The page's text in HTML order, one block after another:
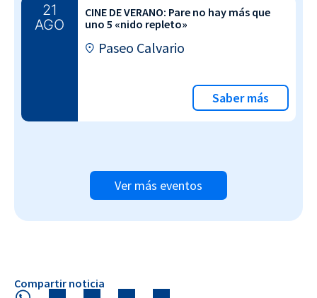
21
AGO
CINE DE VERANO: Pare no hay más que
uno 5 «nido repleto»
Paseo Calvario
Saber más
Ver más eventos
Compartir noticia